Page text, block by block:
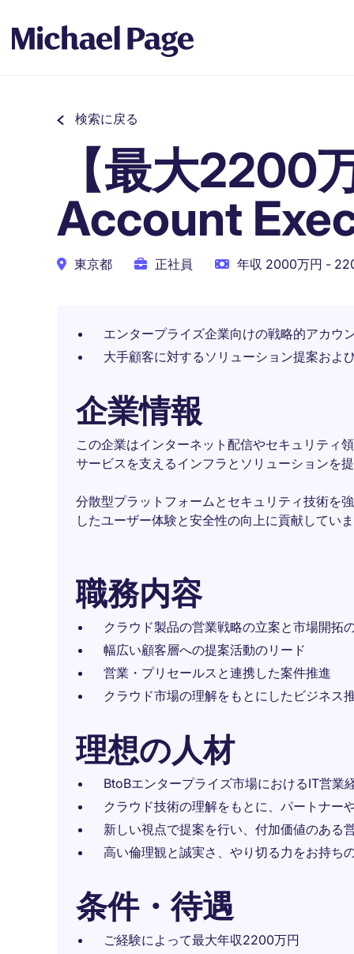
検索に戻る
【最大2200
Account
東京都 正社員 年収 2000万円 -
エンタープライズ企業向けの戦略的アカウ
大手顧客に対するソリューション提案およ
企業情報
この企業はインターネット配信やセキュリティ
サービスを支えるインフラとソリューションを
分散型プラットフォームとセキュリティ技術を
したユーザー体験と安全性の向上に貢献してい
職務内容
クラウド製品の営業戦略の立案と市場開拓
幅広い顧客層への提案活動のリード
営業・プリセールスと連携した案件推進
クラウド市場の理解をもとにしたビジネス
理想の人材
BtoBエンタープライズ市場におけるIT営業
クラウド技術の理解をもとに、パートナー
新しい視点で提案を行い、付加価値のある
高い倫理観と誠実さ、やり切る力をお持ち
条件・待遇
ご経験によって最大年収2200万円